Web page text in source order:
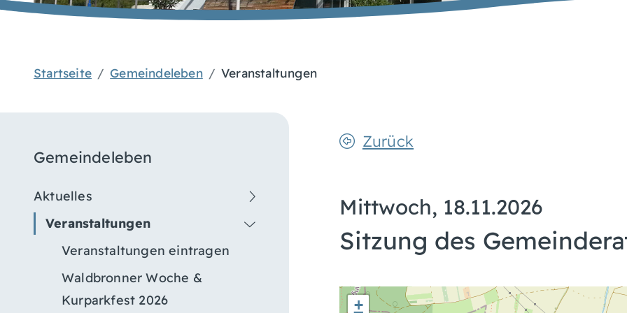
Startseite Gemeindeleben Veranstaltungen
Gemeindeleben
Aktuelles
Veranstaltungen
Veranstaltungen eintragen
Waldbronner Woche &
Kurparkfest 2026
Zurück
Mittwoch, 18.11.2026
Sitzung des
+